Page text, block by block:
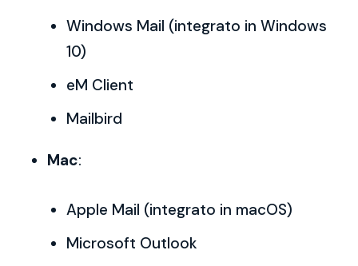
Windows Mail (integrato in Windows
10)
eM Client
Mailbird
Mac:
Apple Mail (integrato in macOS)
Microsoft Outlook